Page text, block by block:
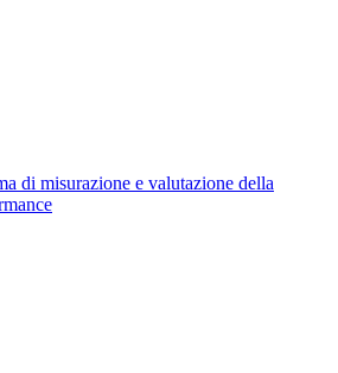
di misurazione e valutazione della